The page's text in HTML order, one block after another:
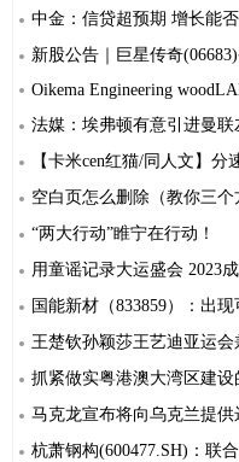
中金：信贷超预期 增长能
新股公告｜巨星传奇(06683)香港
Oikema Engineering
法媒：埃弗顿有意引进曼联
【卡米cen红猫/同人文】分
空白页怎么删除（教你三个
“两大行动”睢宁在行动！
用童谣记录大运盛会 2023
国能新材（833859）：出
王楚钦孙颖莎王艺迪亚运
抓紧做实粤港澳大湾区建设
马克龙宣布将向乌克兰提
杭萧钢构(600477.SH)：联